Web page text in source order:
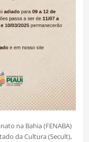
na Bahia (FENABA)
da Cultura (Secult),